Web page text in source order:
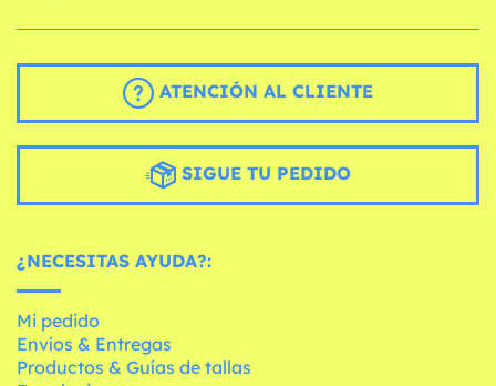
ATENCIÓN AL CLIENTE
SIGUE TU PEDIDO
¿NECESITAS AYUDA?:
Mi pedido
Envíos & Entregas
Productos & Guías de tallas